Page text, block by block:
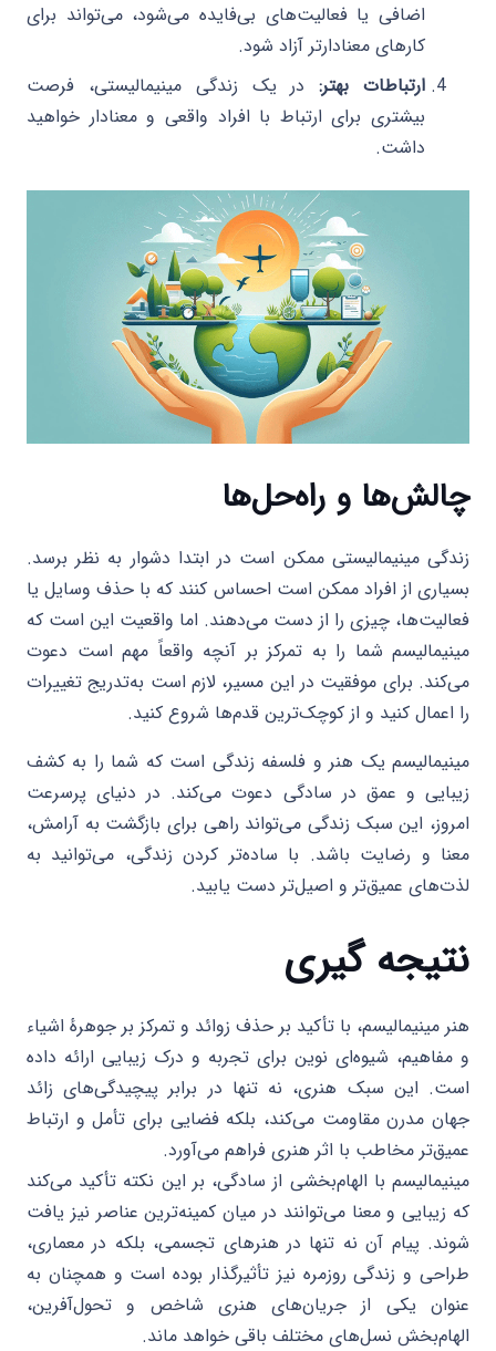
اضافی یا فعالیت‌های بی‌فایده می‌شود، می‌تواند برای
کارهای معنادارتر آزاد شود.
ارتباطات بهتر:در یک زندگی مینیمالیستی، فرصت
بیشتری برای ارتباط با افراد واقعی و معنادار خواهید
داشت.
چالش‌ها و راه‌حل‌ها
زندگی مینیمالیستی ممکن است در ابتدا دشوار به نظر برسد.
بسیاری از افراد ممکن است احساس کنند که با حذف وسایل یا
فعالیت‌ها، چیزی را از دست می‌دهند. اما واقعیت این است که
مینیمالیسم شما را به تمرکز بر آنچه واقعاً مهم است دعوت
می‌کند. برای موفقیت در این مسیر، لازم است به‌تدریج تغییرات
را اعمال کنید و از کوچک‌ترین قدم‌ها شروع کنید.
مینیمالیسم یک هنر و فلسفه زندگی است که شما را به کشف
زیبایی و عمق در سادگی دعوت می‌کند. در دنیای پرسرعت
امروز، این سبک زندگی می‌تواند راهی برای بازگشت به آرامش،
معنا و رضایت باشد. با ساده‌تر کردن زندگی، می‌توانید به
لذت‌های عمیق‌تر و اصیل‌تر دست یابید.
نتیجه گیری
هنر مینیمالیسم، با تأکید بر حذف زوائد و تمرکز بر جوهرهٔ اشیاء
و مفاهیم، شیوه‌ای نوین برای تجربه و درک زیبایی ارائه داده
است. این سبک هنری، نه تنها در برابر پیچیدگی‌های زائد
جهان مدرن مقاومت می‌کند، بلکه فضایی برای تأمل و ارتباط
عمیق‌تر مخاطب با اثر هنری فراهم می‌آورد.
مینیمالیسم با الهام‌بخشی از سادگی، بر این نکته تأکید می‌کند
که زیبایی و معنا می‌توانند در میان کمینه‌ترین عناصر نیز یافت
شوند. پیام آن نه تنها در هنرهای تجسمی، بلکه در معماری،
طراحی و زندگی روزمره نیز تأثیرگذار بوده است و همچنان به
عنوان یکی از جریان‌های هنری شاخص و تحول‌آفرین،
الهام‌بخش نسل‌های مختلف باقی خواهد ماند.